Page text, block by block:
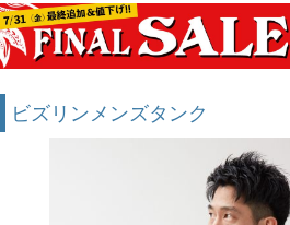
ビズリンメンズタンク